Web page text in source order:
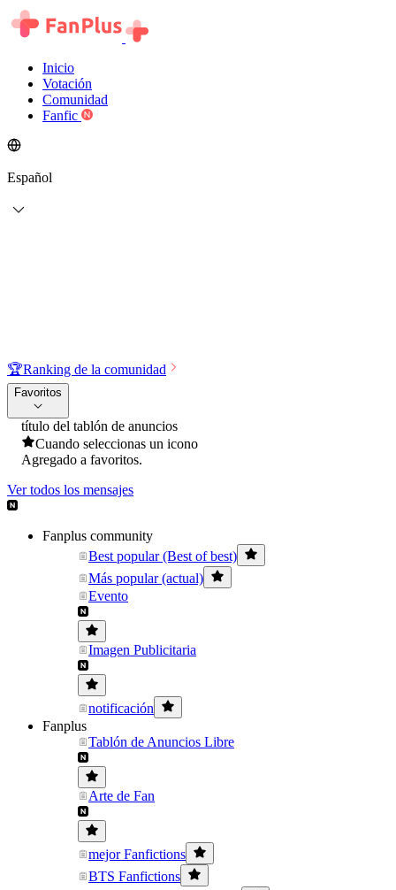
Inicio
Votación
Comunidad
Fanfic
Español
🏆Ranking de la comunidad
Favoritos
título del tablón de anuncios
Cuando seleccionas un icono
Agregado a favoritos.
Ver todos los mensajes
Fanplus community
Best popular (Best of best)
Más popular (actual)
Evento
Imagen Publicitaria
notificación
Fanplus
Tablón de Anuncios Libre
Arte de Fan
mejor Fanfictions
BTS Fanfictions